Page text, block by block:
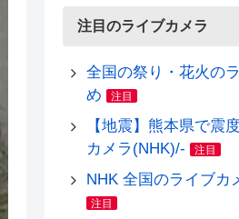
注目のライブカメラ
全国の祭り・花火の
め
注目
【地震】熊本県で震
カメラ(NHK)/-
注目
NHK 全国のライブカ
注目